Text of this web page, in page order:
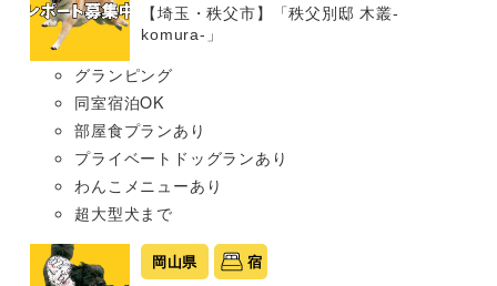
【埼玉・秩父市】「秩父別邸 木叢-
komura-」
グランピング
同室宿泊OK
部屋食プランあり
プライベートドッグランあり
わんこメニューあり
超大型犬まで
岡山県 宿